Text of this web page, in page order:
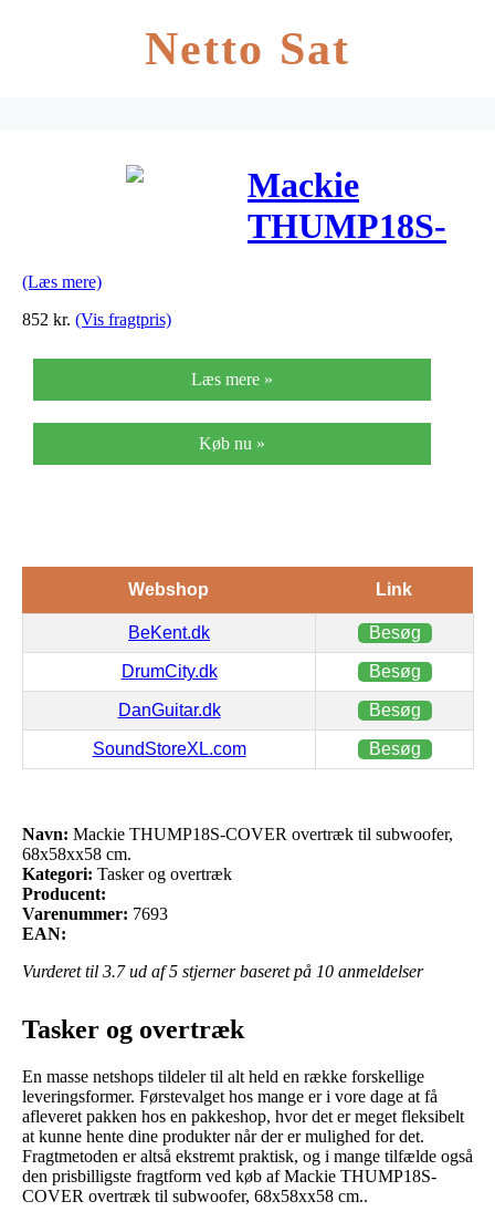
Netto Sat
Mackie
THUMP18S-
subwoofer,
68x58xx58 cm.
(Læs mere)
852 kr. (Vis fragtpris)
Læs mere »
Køb nu »
Webshop Link
BeKent.dk Besøg
DrumCity.dk Besøg
DanGuitar.dk Besøg
SoundStoreXL.com Besøg
Navn: Mackie THUMP18S-COVER overtræk til subwoofer,
68x58xx58 cm.
Kategori: Tasker og overtræk
Producent:
Varenummer: 7693
EAN:
Vurderet til 3.7ud af 5 stjerner baseret på 10 anmeldelser
Tasker og overtræk
En masse netshops tildeler til alt held en række forskellige
leveringsformer. Førstevalget hos mange er i vore dage at få
afleveret pakken hos en pakkeshop, hvor det er meget fleksibelt
at kunne hente dine produkter når der er mulighed for det.
Fragtmetoden er altså ekstremt praktisk, og i mange tilfælde også
den prisbilligste fragtform ved køb af Mackie THUMP18S-
COVER overtræk til subwoofer, 68x58xx58 cm..